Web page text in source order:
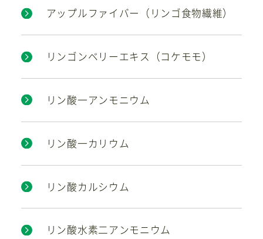
アップルファイバー（リンゴ食物繊維）
リンゴンベリーエキス（コケモモ）
リン酸一アンモニウム
リン酸一カリウム
リン酸カルシウム
リン酸水素二アンモニウム